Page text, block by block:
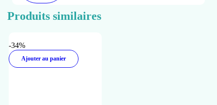
Produits similaires
-34%
Ajouter au panier